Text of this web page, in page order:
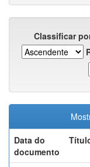
Classificar
Data do
documento